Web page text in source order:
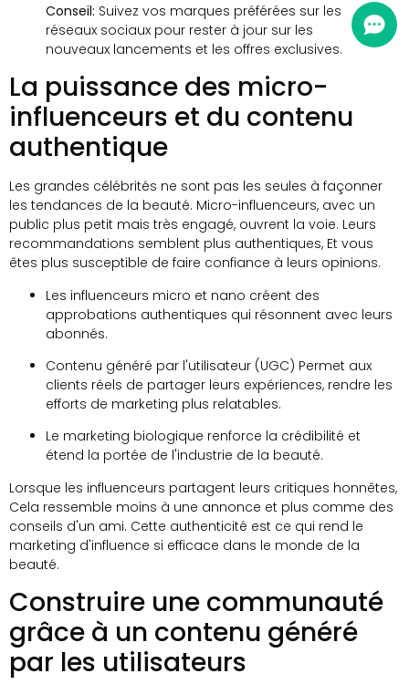
Conseil: Suivez vos marques préférées sur les
réseaux sociaux pour rester à jour sur les
nouveaux lancements et les offres exclusives.
La puissance des micro-
influenceurs et du contenu
authentique
Les grandes célébrités ne sont pas les seules à façonner
les tendances de la beauté. Micro-influenceurs, avec un
public plus petit mais très engagé, ouvrent la voie. Leurs
recommandations semblent plus authentiques, Et vous
êtes plus susceptible de faire confiance à leurs opinions.
Les influenceurs micro et nano créent des
approbations authentiques qui résonnent avec leurs
abonnés.
Contenu généré par l'utilisateur (UGC) Permet aux
clients réels de partager leurs expériences, rendre les
efforts de marketing plus relatables.
Le marketing biologique renforce la crédibilité et
étend la portée de l'industrie de la beauté.
Lorsque les influenceurs partagent leurs critiques honnêtes,
Cela ressemble moins à une annonce et plus comme des
conseils d'un ami. Cette authenticité est ce qui rend le
marketing d'influence si efficace dans le monde de la
beauté.
Construire une communauté
grâce à un contenu généré
par les utilisateurs